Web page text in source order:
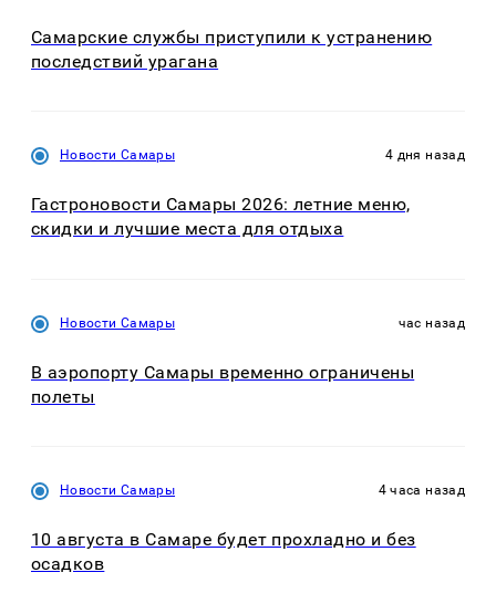
Самарские службы приступили к устранению
последствий урагана
Новости Самары 4 дня назад
Гастроновости Самары 2026: летние меню,
скидки и лучшие места для отдыха
Новости Самары час назад
В аэропорту Самары временно ограничены
полеты
Новости Самары 4 часа назад
10 августа в Самаре будет прохладно и без
осадков